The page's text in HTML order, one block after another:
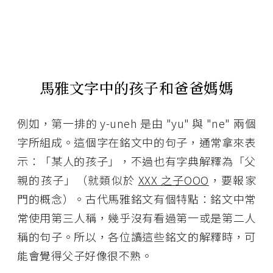
馬雅文字中的孩子和爸爸媽媽
例如，第一排的 y-uneh 是由 "yu" 與 "ne" 兩個
字所組成。這個字在銘文中的句子，通常拿來表
示：「某人的孩子」，不過也有字典解釋為「父
親的孩子」（就類似於 XXX 之子OOO ，要報家
門的概念）。古代馬雅銘文有個特點：銘文中常
常使用第三人稱，幾乎沒有看過第一或是第二人
稱的句子。所以，各位讀這些銘文的解釋時，可
能會覺得父子好像很不熟。